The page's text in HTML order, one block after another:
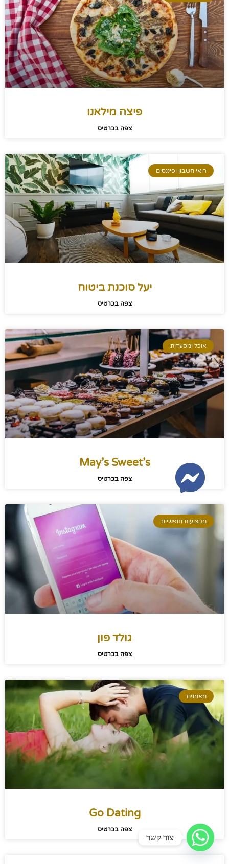
פיצה מילאנו
צפה בכרטיס
רואי חשבון ופיננסים
יעל סוכנת ביטוח
צפה בכרטיס
אוכל ומסעדות
May’s Sweet’s
צפה בכרטיס
מקצועות חופשיים
גולד פון
צפה בכרטיס
מאמנים
Go Dating
צפה בכרטיס
צור קשר